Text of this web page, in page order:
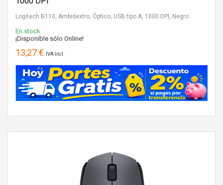
Logitech B110, Ambidextro, Óptico, USB tipo A, 1000 DPI, Negro
En stock
¡Disponible sólo Online!
13,27 € IVA Incl.